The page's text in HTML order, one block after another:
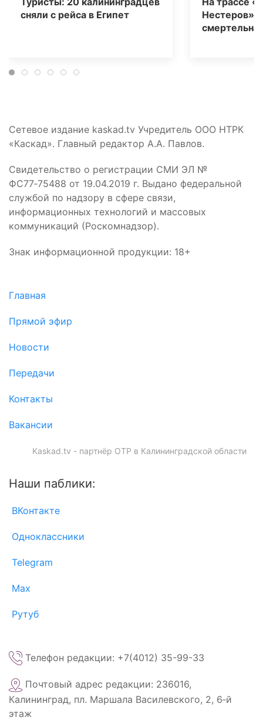
сняли с рейса в Египет
Нестеров»
Сетевое издание kaskad.tv Учредитель ООО НТРК
«Каскад». Главный редактор А.А. Павлов.
Свидетельство о регистрации СМИ ЭЛ №
ФС77‑75488 от 19.04.2019 г. Выдано федеральной
службой по надзору в сфере связи,
информационных технологий и массовых
коммуникаций (Роскомнадзор).
Знак информационной продукции: 18+
Главная
Прямой эфир
Новости
Передачи
Контакты
Вакансии
Kaskad.tv - партнёр ОТР в Калининградской области
Наши паблики:
ВКонтакте
Одноклассники
Telegram
Max
Рутуб
Телефон редакции: +7(4012) 35-99-33
Почтовый адрес редакции: 236016,
Калининград, пл. Маршала Василевского, 2, 6‑й
этаж